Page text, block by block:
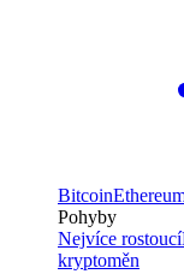
Bitcoin
Pohyby
Nejvíce rostoucí
kryptoměn